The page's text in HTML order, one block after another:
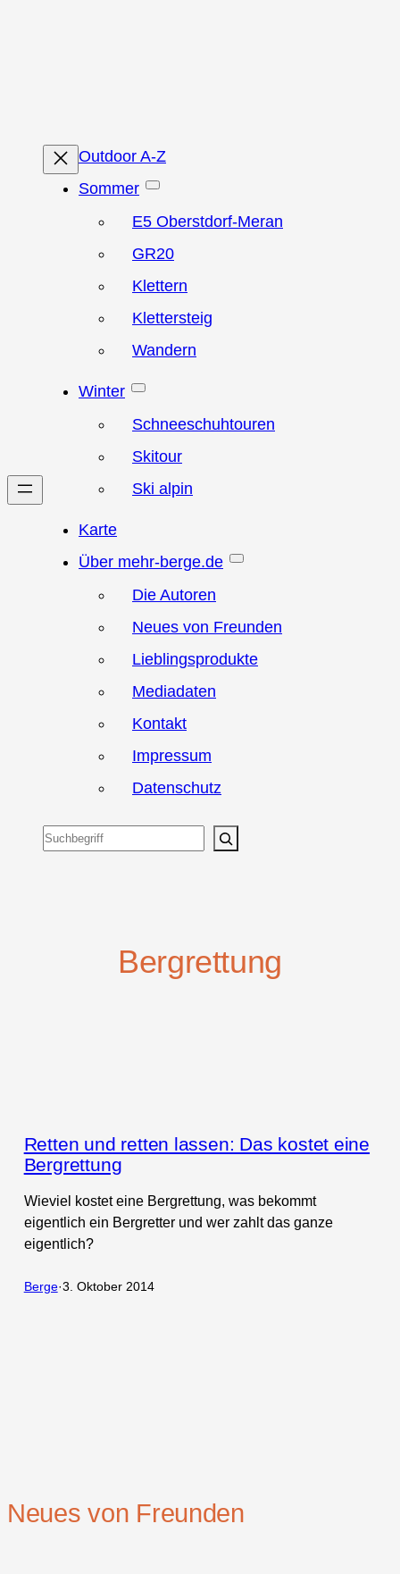
Outdoor A-Z
Sommer
E5 Oberstdorf-Meran
GR20
Klettern
Klettersteig
Wandern
Winter
Schneeschuhtouren
Skitour
Ski alpin
Karte
Über mehr-berge.de
Die Autoren
Neues von Freunden
Lieblingsprodukte
Mediadaten
Kontakt
Impressum
Datenschutz
Suchen
Bergrettung
Retten und retten lassen: Das kostet eine
Bergrettung
Wieviel kostet eine Bergrettung, was bekommt
eigentlich ein Bergretter und wer zahlt das ganze
eigentlich?
Berge·3. Oktober 2014
Neues von Freunden